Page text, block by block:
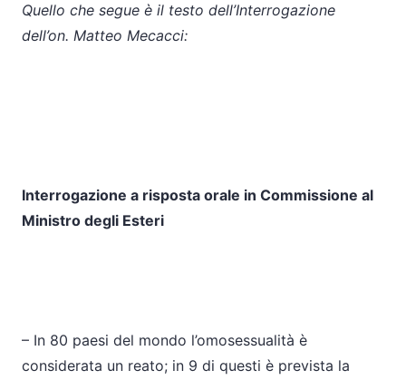
Quello che segue è il testo dell’Interrogazione
dell’on. Matteo Mecacci:
Interrogazione a risposta orale in Commissione al
Ministro degli Esteri
– In 80 paesi del mondo l’omosessualità è
considerata un reato; in 9 di questi è prevista la